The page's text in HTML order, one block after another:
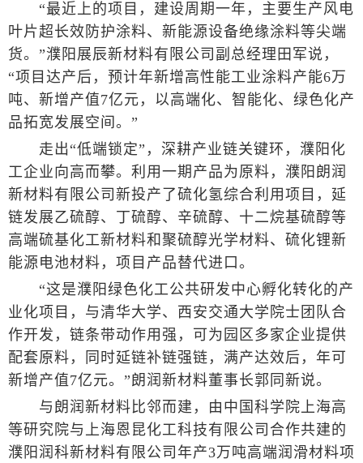
“最近上的项目，建设周期一年，主要生产风电
叶片超长效防护涂料、新能源设备绝缘涂料等尖端
货。”濮阳展辰新材料有限公司副总经理田军说，
“项目达产后，预计年新增高性能工业涂料产能6万
吨、新增产值7亿元，以高端化、智能化、绿色化产
品拓宽发展空间。”
走出“低端锁定”，深耕产业链关键环，濮阳化
工企业向高而攀。利用一期产品为原料，濮阳朗润
新材料有限公司新投产了硫化氢综合利用项目，延
链发展乙硫醇、丁硫醇、辛硫醇、十二烷基硫醇等
高端硫基化工新材料和聚硫醇光学材料、硫化锂新
能源电池材料，项目产品替代进口。
“这是濮阳绿色化工公共研发中心孵化转化的产
业化项目，与清华大学、西安交通大学院士团队合
作开发，链条带动作用强，可为园区多家企业提供
配套原料，同时延链补链强链，满产达效后，年可
新增产值7亿元。”朗润新材料董事长郭同新说。
与朗润新材料比邻而建，由中国科学院上海高
等研究院与上海恩昆化工科技有限公司合作共建的
濮阳润科新材料有限公司年产3万吨高端润滑材料项